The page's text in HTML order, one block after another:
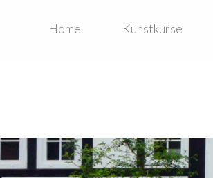
Home Kunstkurse